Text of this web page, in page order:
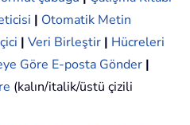
| Otomatik Metin
| Veri Birleştir | Hücreleri
Göre E-posta Gönder |
(kalın/italik/üstü çizili